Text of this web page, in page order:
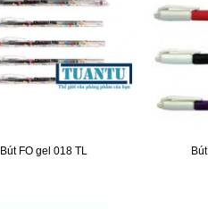
Bút FO gel 018 TL